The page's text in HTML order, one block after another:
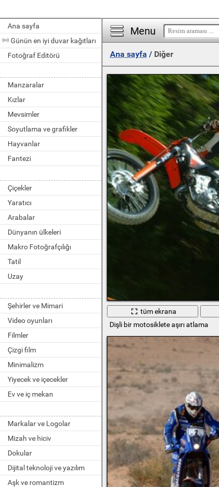
Ana sayfa
Günün en iyi duvar kağıtları
Fotoğraf Editörü
Manzaralar
Kızlar
Mevsimler
Soyutlama ve grafikler
Hayvanlar
Fantezi
Çiçekler
Yaratıcı
Arabalar
Dünyanın ülkeleri
Makro Fotoğrafçılığı
Tatil
Uzay
Şehirler ve Mimari
Video oyunları
Filmler
Çizgi film
Minimalizm
Yiyecek ve içecekler
Ev ve iç mekan
Markalar ve Logolar
Mizah ve hiciv
Dokular
Dijital teknoloji ve yazılım
Aşk ve romantizm
Menu
Ana sayfa / Diğer
tüm ekrana
Dişli bir motosiklete aşırı atlama